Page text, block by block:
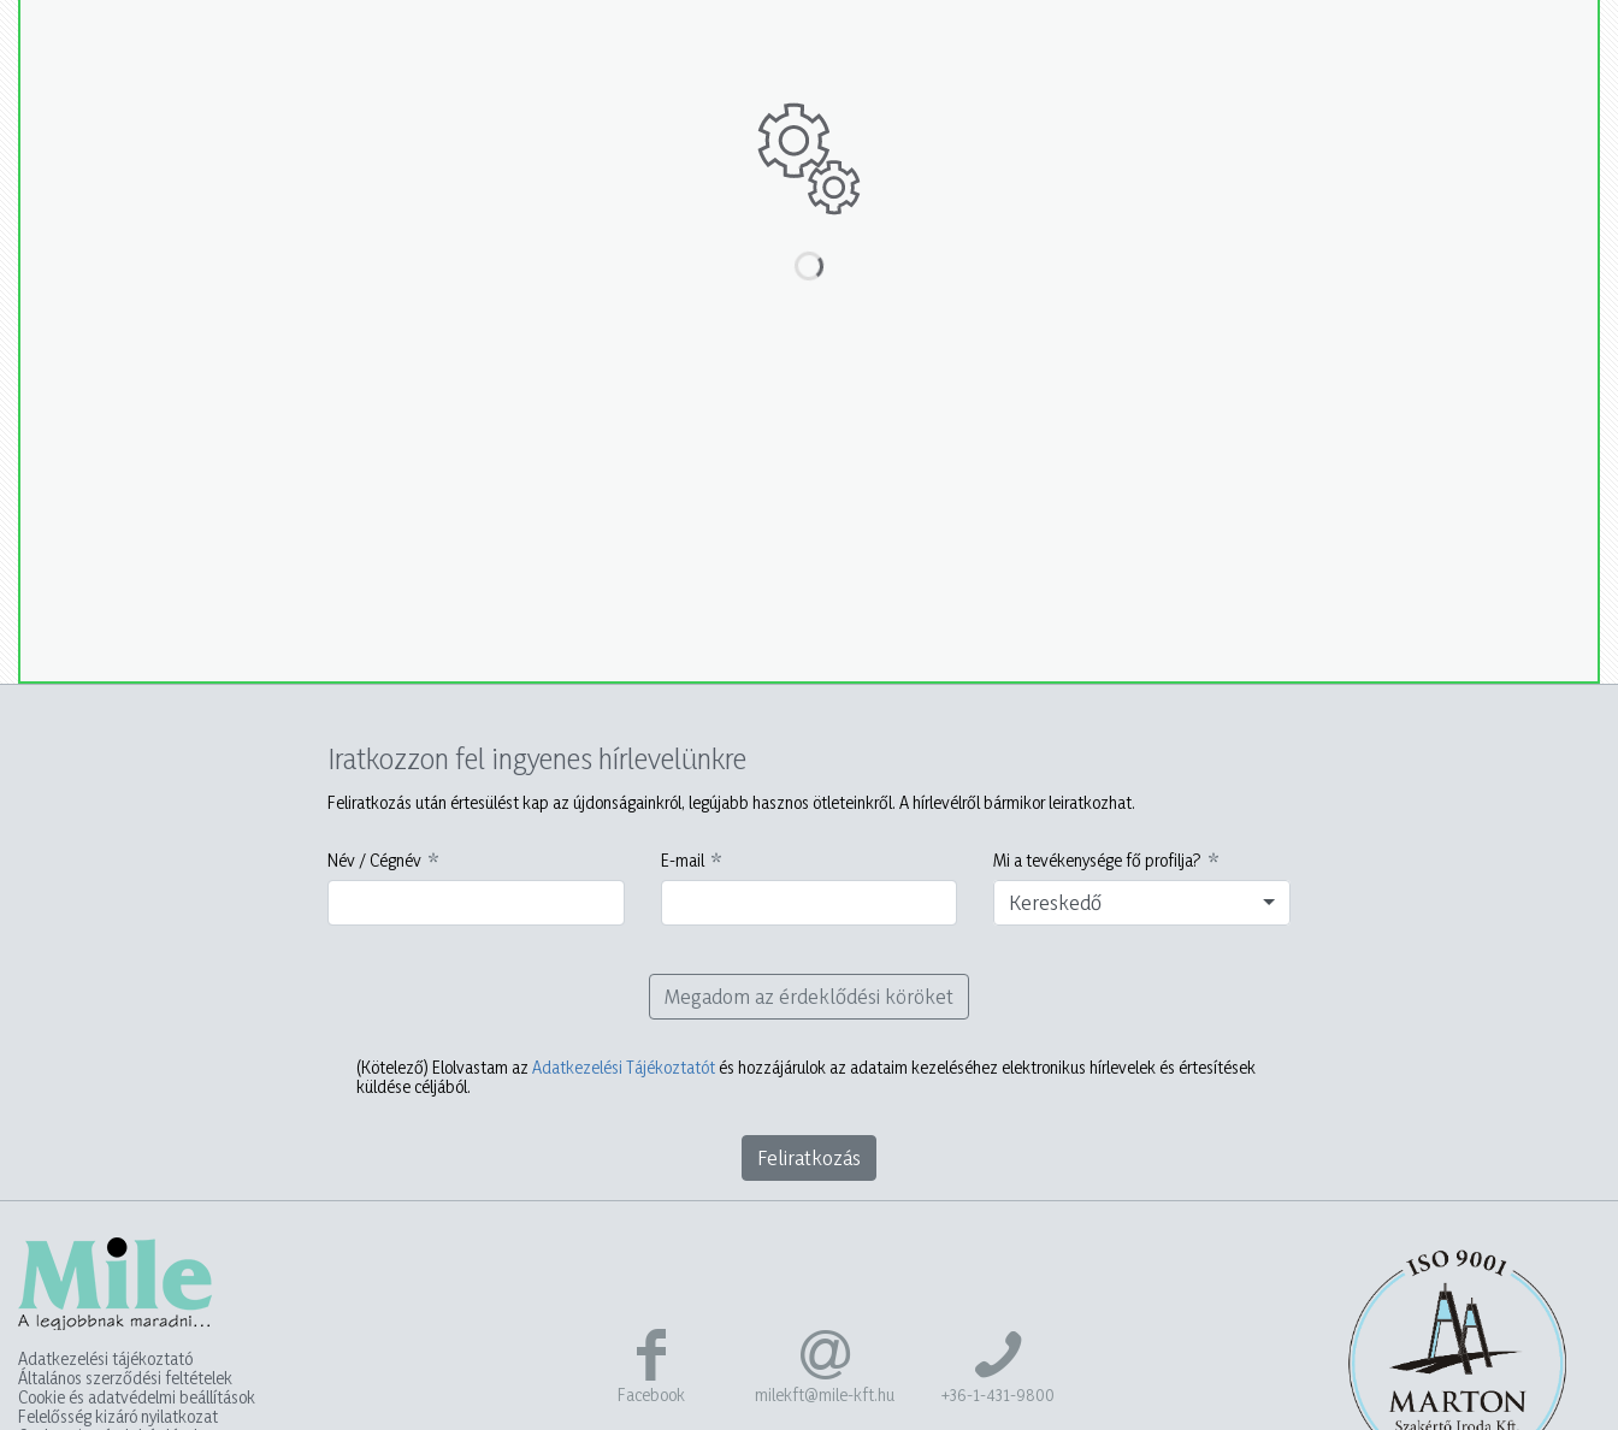
Iratkozzon fel ingyenes hírlevelünkre
Feliratkozás után értesülést kap az újdonságainkról, legújabb hasznos ötleteinkről. A hírlevélről bármikor leiratkozhat.
Név / Cégnév E-mail Mi a tevékenysége fő profilja?
Kereskedő
Megadom az érdeklődési köröket
(Kötelező) Elolvastam az Adatkezelési Tájékoztatót és hozzájárulok az adataim kezeléséhez elektronikus hírlevelek és értesítések
küldése céljából.
Feliratkozás
Adatkezelési tájékoztató
Általános szerződési feltételek
Cookie és adatvédelmi beállítások
Felelősség kizáró nyilatkozat
Facebook milekft@mile-kft.hu +36-1-431-9800